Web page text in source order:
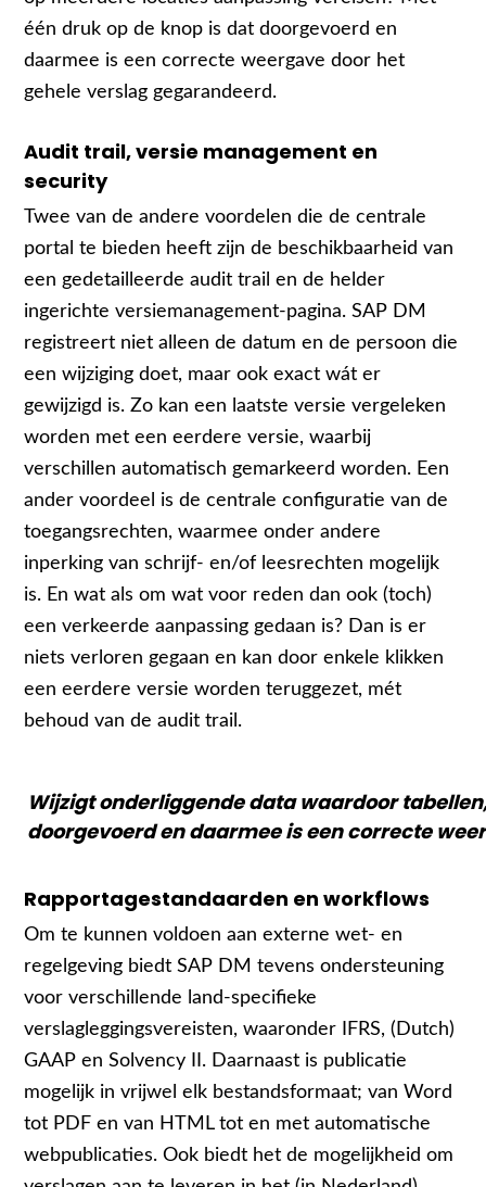
één druk op de knop is dat doorgevoerd en
daarmee is een correcte weergave door het
gehele verslag gegarandeerd.
Audit trail, versie management en
security
Twee van de andere voordelen die de centrale
portal te bieden heeft zijn de beschikbaarheid van
een gedetailleerde audit trail en de helder
ingerichte versiemanagement-pagina. SAP DM
registreert niet alleen de datum en de persoon die
een wijziging doet, maar ook exact wát er
gewijzigd is. Zo kan een laatste versie vergeleken
worden met een eerdere versie, waarbij
verschillen automatisch gemarkeerd worden. Een
ander voordeel is de centrale configuratie van de
toegangsrechten, waarmee onder andere
inperking van schrijf- en/of leesrechten mogelijk
is. En wat als om wat voor reden dan ook (toch)
een verkeerde aanpassing gedaan is? Dan is er
niets verloren gegaan en kan door enkele klikken
een eerdere versie worden teruggezet, mét
behoud van de audit trail.
Wijzigt onderliggende data waardoor
doorgevoerd en daarmee is een correcte
Rapportagestandaarden en workflows
Om te kunnen voldoen aan externe wet- en
regelgeving biedt SAP DM tevens ondersteuning
voor verschillende land-specifieke
verslagleggingsvereisten, waaronder IFRS, (Dutch)
GAAP en Solvency II. Daarnaast is publicatie
mogelijk in vrijwel elk bestandsformaat; van Word
tot PDF en van HTML tot en met automatische
webpublicaties. Ook biedt het de mogelijkheid om